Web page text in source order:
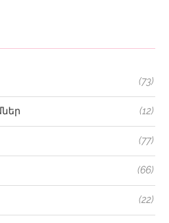
(73)
(12)
(77)
(66)
(22)